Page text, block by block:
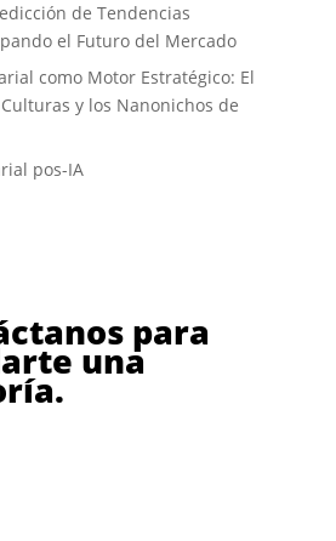
de Tendencias
el Futuro del Mercado
como Motor Estratégico: El
y los Nanonichos de
pos-IA
para
una